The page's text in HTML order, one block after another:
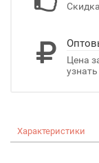
Цена
Характеристики